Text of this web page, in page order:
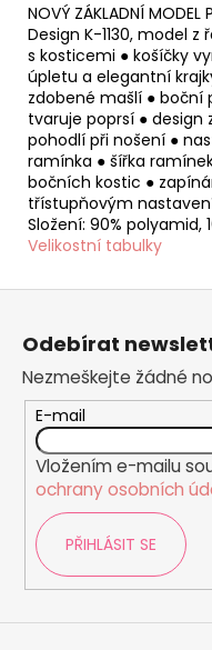
NOVÝ ZÁKLADNÍ
Design K-1130, model
s kosticemi ● košíčky
úpletu a elegantní
zdobené mašlí ● boční
tvaruje poprsí ● design
pohodlí při nošení ●
ramínka ● šířka
bočních kostic ●
třístupňovým
Složení: 90% polyamid,
Velikostní tabulky
Z
Odebírat
Nezmeškejte žádné
E-mail
Vložením e-mailu
ochrany osobních
PŘIHLÁSIT SE